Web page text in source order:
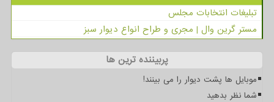
تبلیغات انتخابات مجلس
مستر گرین وال | مجری و طراح انواع دیوار سبز
پربیننده ترین ها
موبایل ها پشت دیوار را می بینند!
شما نظر بدهید